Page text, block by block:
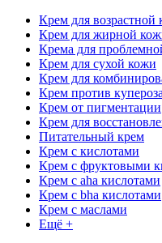
Крем для возрастной
Крем для жирной
Крема для
Крем для сухой кожи
Крем для
Крем против купероза
Крем от пигментации
Крем для
Питательный крем
Крем с кислотами
Крем с фруктовыми
Крем с aha кислотами
Крем с bha кислотами
Крем с маслами
Ещё +